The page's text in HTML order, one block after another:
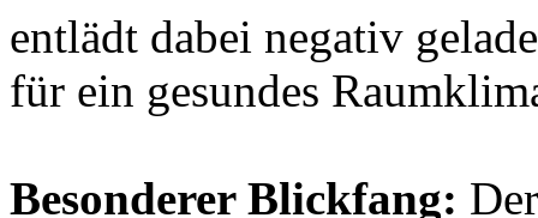
entlädt dabei negativ
für ein gesundes
Besonderer Blickfang: